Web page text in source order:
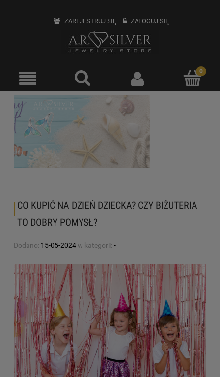
ZAREJESTRUJ SIĘ ZALOGUJ SIĘ
CO KUPIĆ NA DZIEŃ DZIECKA? CZY BIŻUTERIA
TO DOBRY POMYSŁ?
Dodano: 15-05-2024 w kategorii: -